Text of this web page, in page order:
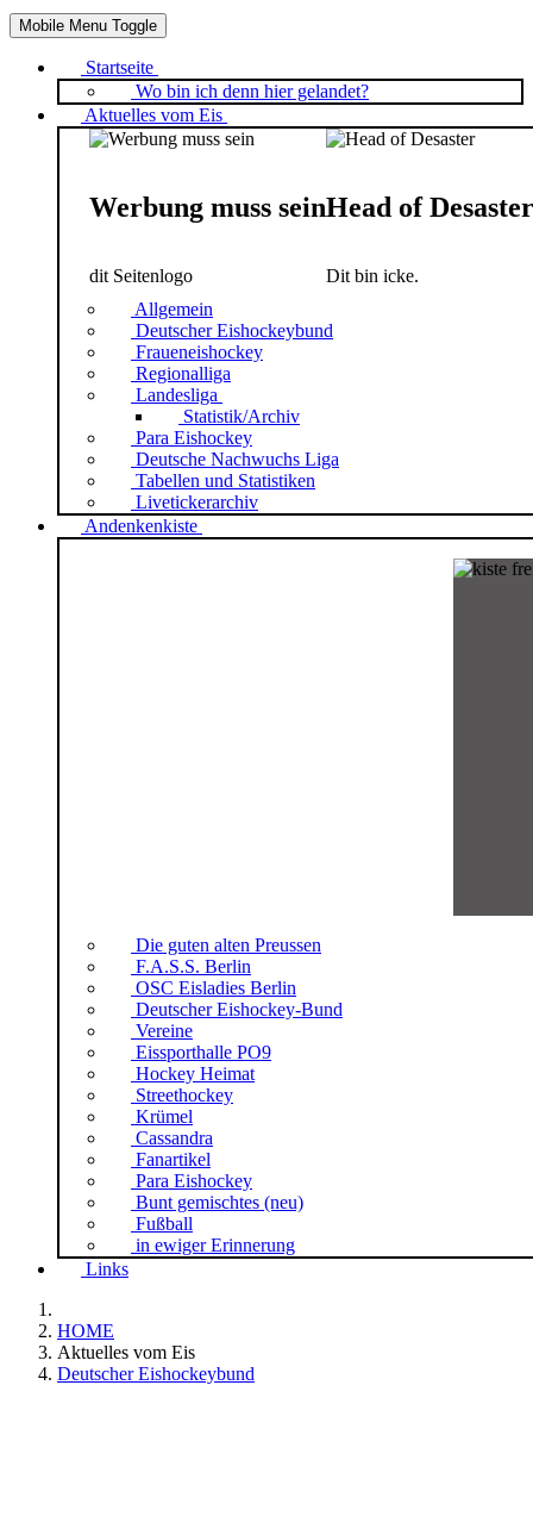
Mobile Menu Toggle
Startseite
Wo bin ich denn hier gelandet?
Aktuelles vom Eis
Werbung muss sein
dit Seitenlogo
Head of Desaster
Dit bin icke.
Allgemein
Deutscher Eishockeybund
Fraueneishockey
Regionalliga
Landesliga
Statistik/Archiv
Para Eishockey
Deutsche Nachwuchs Liga
Tabellen und Statistiken
Livetickerarchiv
Andenkenkiste
Die guten alten Preussen
F.A.S.S. Berlin
OSC Eisladies Berlin
Deutscher Eishockey-Bund
Vereine
Eissporthalle PO9
Hockey Heimat
Streethockey
Krümel
Cassandra
Fanartikel
Para Eishockey
Bunt gemischtes (neu)
Fußball
in ewiger Erinnerung
Links
HOME
Aktuelles vom Eis
Deutscher Eishockeybund